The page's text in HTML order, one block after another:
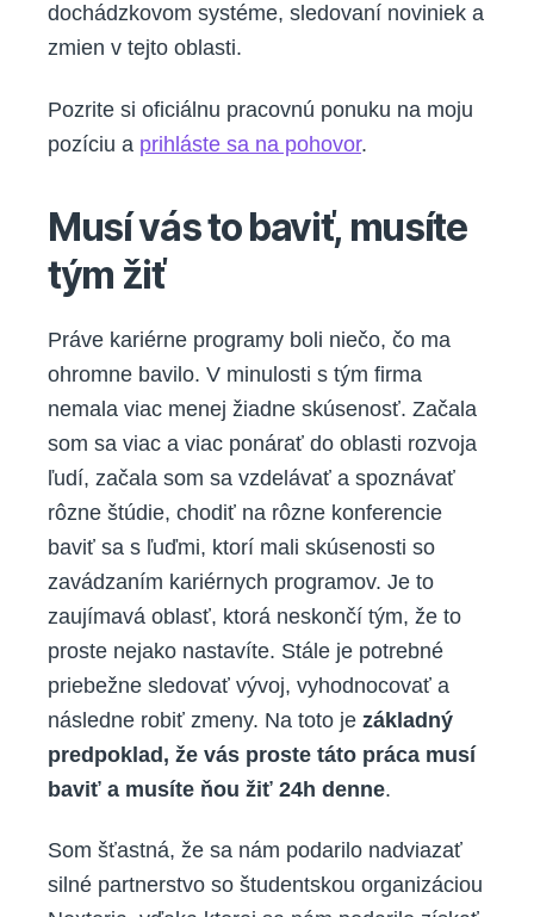
dochádzkovom systéme, sledovaní noviniek a
zmien v tejto oblasti.
Pozrite si oficiálnu pracovnú ponuku na moju
pozíciu a prihláste sa na pohovor.
Musí vás to baviť, musíte
tým žiť
Práve kariérne programy boli niečo, čo ma
ohromne bavilo. V minulosti s tým firma
nemala viac menej žiadne skúsenosť. Začala
som sa viac a viac ponárať do oblasti rozvoja
ľudí, začala som sa vzdelávať a spoznávať
rôzne štúdie, chodiť na rôzne konferencie
baviť sa s ľuďmi, ktorí mali skúsenosti so
zavádzaním kariérnych programov. Je to
zaujímavá oblasť, ktorá neskončí tým, že to
proste nejako nastavíte. Stále je potrebné
priebežne sledovať vývoj, vyhodnocovať a
následne robiť zmeny. Na toto je základný
predpoklad, že vás proste táto práca musí
baviť a musíte ňou žiť 24h denne.
Som šťastná, že sa nám podarilo nadviazať
silné partnerstvo so študentskou organizáciou